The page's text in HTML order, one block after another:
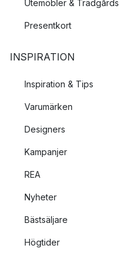
Utemöbler &
Presentkort
INSPIRATION
Inspiration & Tips
Varumärken
Designers
Kampanjer
REA
Nyheter
Bästsäljare
Högtider